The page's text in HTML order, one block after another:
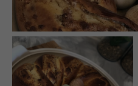
Auf meinen Social Media
Udpates und Bilder!